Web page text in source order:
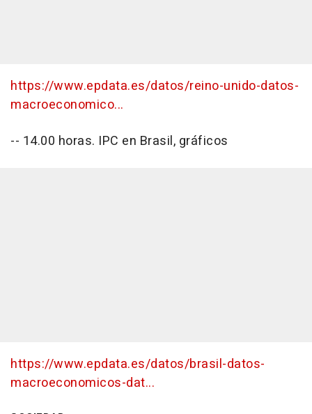
https://www.epdata.es/datos/reino-unido-datos-
macroeconomico...
-- 14.00 horas. IPC en Brasil, gráficos
https://www.epdata.es/datos/brasil-datos-
macroeconomicos-dat...